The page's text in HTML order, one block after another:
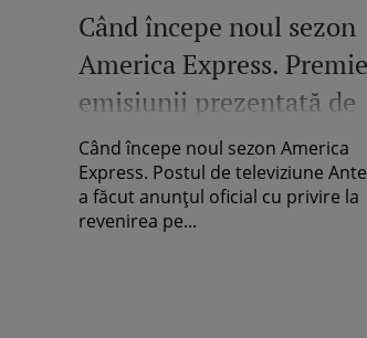
Când începe noul sezon
America Express.
emisiunii prezentată de
Irina Fodor, anunțată de
Antena 1
Când începe noul sezon America
Express. Postul de televiziune
a făcut anunțul oficial cu privire la
revenirea pe...